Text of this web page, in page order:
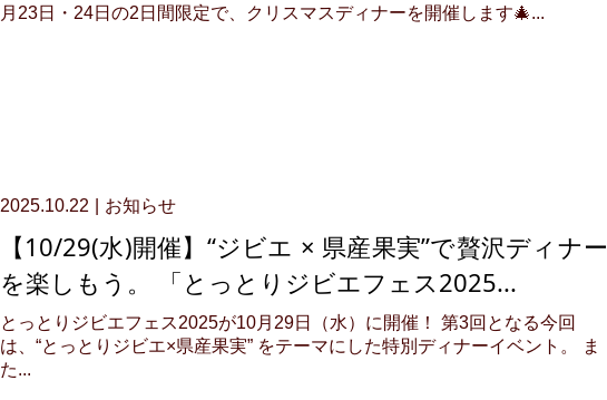
月23日・24日の2日間限定で、クリスマスディナーを開催します🎄...
2025.10.22 お知らせ
【10/29(水)開催】“ジビエ × 県産果実”で贅沢ディナー
を楽しもう。 「とっとりジビエフェス2025...
とっとりジビエフェス2025が10月29日（水）に開催！ 第3回となる今回
は、“とっとりジビエ×県産果実” をテーマにした特別ディナーイベント。 ま
た...